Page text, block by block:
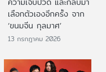
เลือกตัวเองอีกครั้ง จาก
‘ขนมจีน กุลมาศ’
13 กรกฎาคม 2026